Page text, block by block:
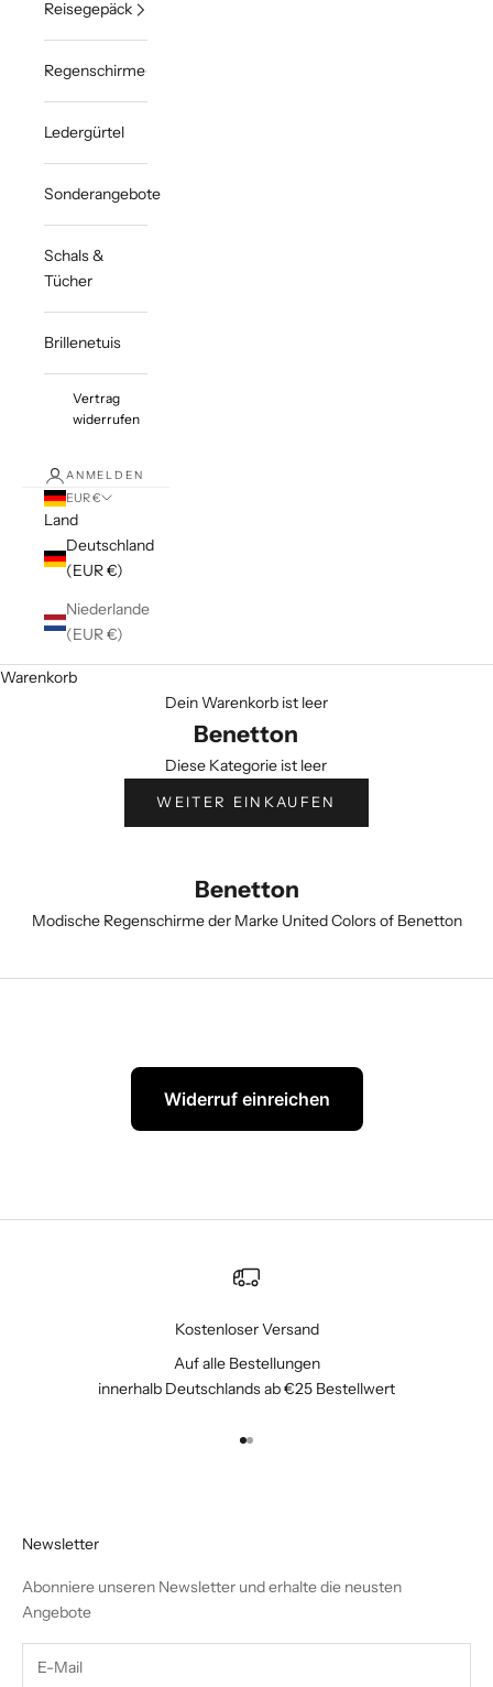
Reisegepäck
Regenschirme
Ledergürtel
Sonderangebote
Schals &
Tücher
Brillenetuis
Vertrag
widerrufen
ANMELDEN
EUR €
Land
Deutschland
(EUR €)
Niederlande
(EUR €)
Warenkorb
Dein Warenkorb ist leer
Benetton
Diese Kategorie ist leer
WEITER EINKAUFEN
Benetton
Modische Regenschirme der Marke United Colors of Benetton
Widerruf einreichen
Kostenloser Versand
Auf alle Bestellungen
innerhalb Deutschlands ab €25 Bestellwert
Gehe zu Element 1
Gehe zu Element 2
Newsletter
Abonniere unseren Newsletter und erhalte die neusten
Angebote